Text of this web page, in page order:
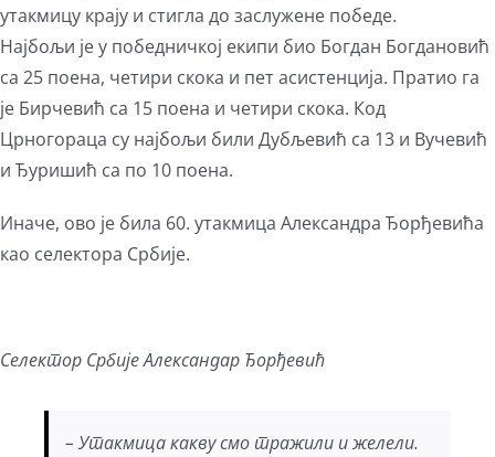
утакмицу крају и стигла до заслужене победе.
Најбољи је у победничкој екипи био Богдан Богдановић
са 25 поена, четири скока и пет асистенција. Пратио га
је Бирчевић са 15 поена и четири скока. Код
Црногораца су најбољи били Дубљевић са 13 и Вучевић
и Ђуришић са по 10 поена.
Иначе, ово је била 60. утакмица Александра Ђорђевића
као селектора Србије.
Селектор Србије Александар Ђорђевић
– Утакмица какву смо тражили и желели.